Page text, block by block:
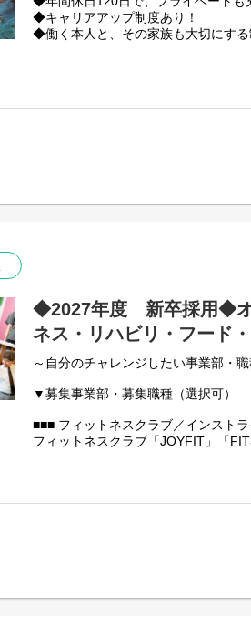
◆キャリアアップ制度あり！
◆働く本人と、その家族も大切にす
・プール監視
◆2027年度 新卒採用◆オ
ネス・リハビリ・フード
～自分のチャレンジしたい事業部・
▼募集事業部・募集職種（選択可）
■■■ フィットネスクラブ／インスト
フィットネスクラブ「JOYFIT」「
◎仕事の魅力
当社が運営する店舗はいずれも店舗
瀬戸内スイミングスクール（香川）